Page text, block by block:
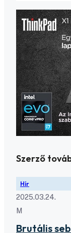
Szerző
Hír
2025.03.24.
M
Brutális